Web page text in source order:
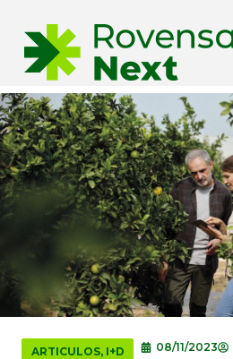
ARTICULOS, I+D 08/11/2023